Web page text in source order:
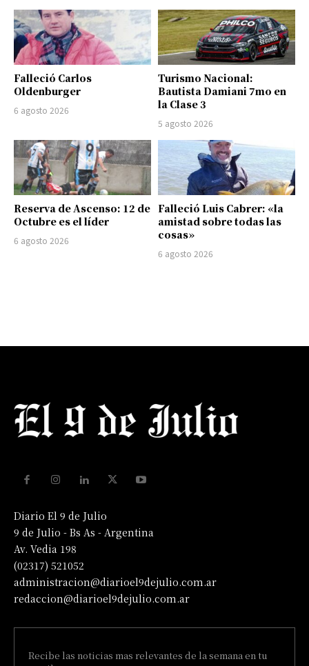
Falleció Carlos
Oldenburger
6 agosto 2026
Turismo Nacional:
Bautista Damiani 7mo en
la Clase 3
5 agosto 2026
Reserva de Ascenso: 12 de
Octubre es el líder
6 agosto 2026
Falleció Luis Cabrer: «la
amistad sobre todas las
cosas»
6 agosto 2026
Diario El 9 de Julio
9 de Julio - Bs As - Argentina
Av. Vedia 198
(02317) 521052
administracion@diarioel9dejulio.com.ar
redaccion@diarioel9dejulio.com.ar
Recibe las noticias mas relevantes de la semana en tu